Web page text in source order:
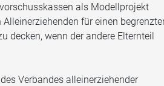
als Modellprojekt
für einen
decken, wenn der andere Elternteil
Verbandes alleinerziehender